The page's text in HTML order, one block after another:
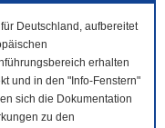
Deutschland, aufbereitet
erhalten
und in den "Info-Fenstern"
sich die Dokumentation
zu den